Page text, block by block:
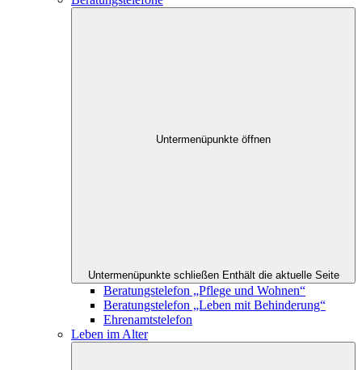
Untermenüpunkte öffnen
Untermenüpunkte schließen Enthält die aktuelle Seite
Beratungstelefon „Pflege und Wohnen“
Beratungstelefon „Leben mit Behinderung“
Ehrenamtstelefon
Leben im Alter